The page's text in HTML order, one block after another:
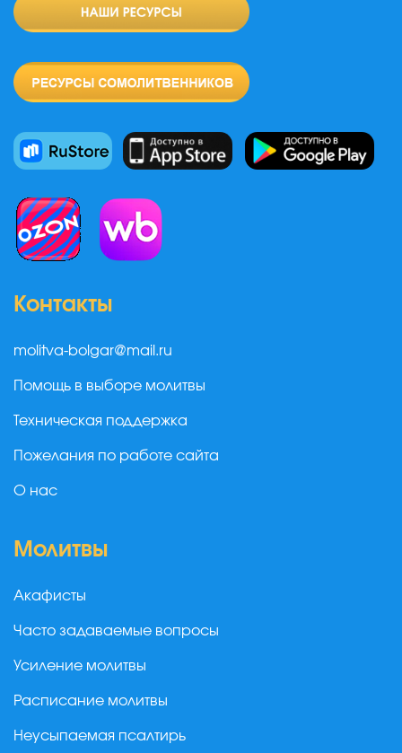
Контакты
molitva-bolgar@mail.ru
Помощь в выборе молитвы
Техническая поддержка
Пожелания по работе сайта
О нас
Молитвы
Акафисты
Часто задаваемые вопросы
Усиление молитвы
Расписание молитвы
Неусыпаемая псалтирь